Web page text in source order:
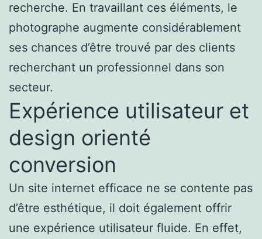
recherche. En travaillant ces éléments, le
photographe augmente considérablement
ses chances d’être trouvé par des clients
recherchant un professionnel dans son
secteur.
Expérience utilisateur et
design orienté
conversion
Un site internet efficace ne se contente pas
d’être esthétique, il doit également offrir
une expérience utilisateur fluide. En effet,